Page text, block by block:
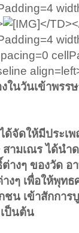
</
ในวันเข้าพรร
ด้จัดให้มีประ
สามเณร ได้น
างๆ ของวัด
งๆ เพื่อให้พุ
น เข้าสักการ
ป็นต้น